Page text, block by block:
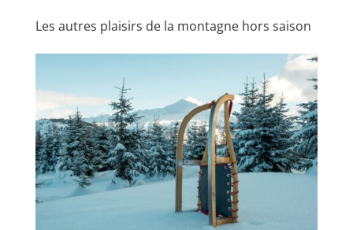
Les autres plaisirs de la montagne hors saison